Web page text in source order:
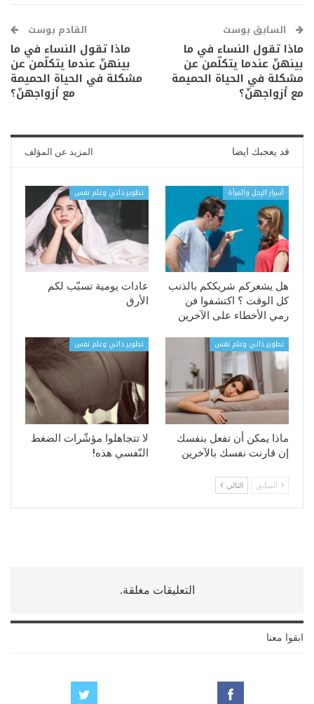
السابق بوست
ماذا تقول النساء في ما
بينهنّ عندما يتكلّمن عن
مشكلة في الحياة الحميمة
مع أزواجهنّ؟
القادم بوست
ماذا تقول النساء في ما
بينهنّ عندما يتكلّمن عن
مشكلة في الحياة الحميمة
مع أزواجهنّ؟
قد يعجبك ايضا المزيد عن المؤلف
أسرار الرجل والمرأة
هل يشعركم شريككم بالذنب
كل الوقت ؟ اكتشفوا فن
رمي الأخطاء على الآخرين
تطوير ذاتي وعلم نفس
عادات يومية تسبّب لكم
الأرق
تطوير ذاتي وعلم نفس
ماذا يمكن أن تفعل بنفسك
إن قارنت نفسك بالآخرين
تطوير ذاتي وعلم نفس
لا تتجاهلوا مؤشّرات الضغط
النّفسي هذه!
السابق التالي
التعليقات مغلقة.
ابقوا معنا